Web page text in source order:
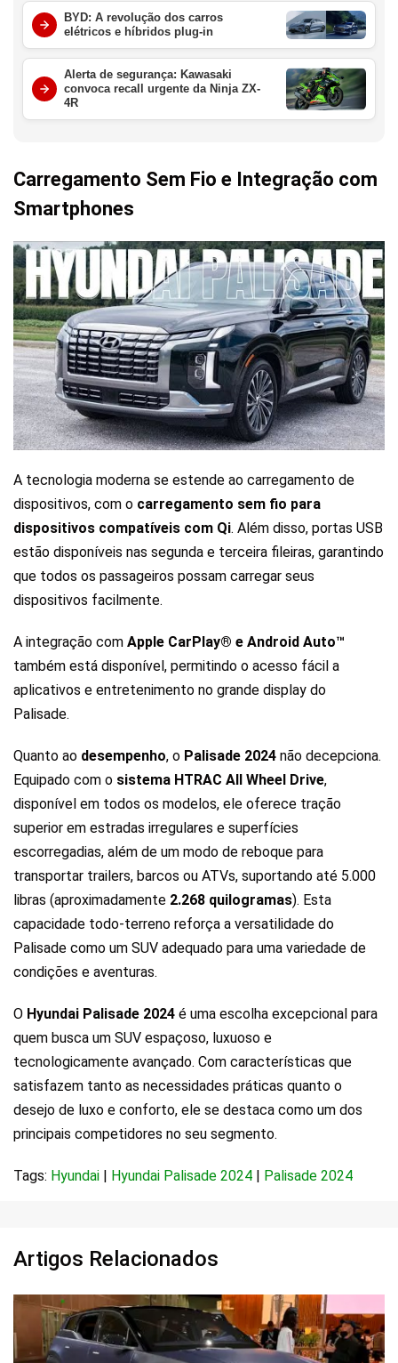
BYD: A revolução dos carros
elétricos e híbridos plug-in
Alerta de segurança: Kawasaki
convoca recall urgente da Ninja ZX-
4R
Carregamento Sem Fio e Integração com
Smartphones
A tecnologia moderna se estende ao carregamento de
dispositivos, com o carregamento sem fio para
dispositivos compatíveis com Qi. Além disso, portas USB
estão disponíveis nas segunda e terceira fileiras, garantindo
que todos os passageiros possam carregar seus
dispositivos facilmente.
A integração com Apple CarPlay® e Android Auto™
também está disponível, permitindo o acesso fácil a
aplicativos e entretenimento no grande display do
Palisade.
Quanto ao desempenho, o Palisade 2024 não decepciona.
Equipado com o sistema HTRAC All Wheel Drive,
disponível em todos os modelos, ele oferece tração
superior em estradas irregulares e superfícies
escorregadias, além de um modo de reboque para
transportar trailers, barcos ou ATVs, suportando até 5.000
libras (aproximadamente 2.268 quilogramas). Esta
capacidade todo-terreno reforça a versatilidade do
Palisade como um SUV adequado para uma variedade de
condições e aventuras.
O Hyundai Palisade 2024 é uma escolha excepcional para
quem busca um SUV espaçoso, luxuoso e
tecnologicamente avançado. Com características que
satisfazem tanto as necessidades práticas quanto o
desejo de luxo e conforto, ele se destaca como um dos
principais competidores no seu segmento.
Tags: Hyundai Hyundai Palisade 2024 Palisade 2024
Artigos Relacionados